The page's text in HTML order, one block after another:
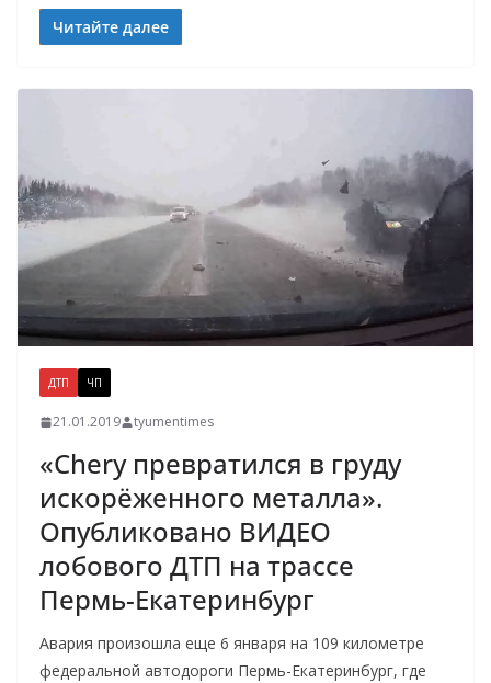
Читайте далее
ДТП ЧП
21.01.2019 tyumentimes
«Chery превратился в груду
искорёженного металла».
Опубликовано ВИДЕО
лобового ДТП на трассе
Пермь-Екатеринбург
Авария произошла еще 6 января на 109 километре
федеральной автодороги Пермь-Екатеринбург, где